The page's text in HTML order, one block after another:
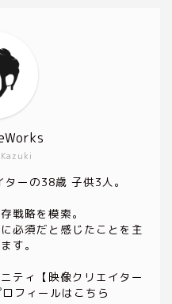
ーの38歳 子供3人。
戦略を模索。
必須だと感じたことを主
す。
ティ
【映像クリエイター
フィールは こちら